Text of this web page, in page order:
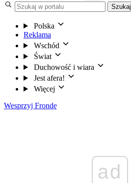
Szukaj
Polska
Reklama
Wschód
Świat
Duchowość i wiara
Jest afera!
Więcej
Wesprzyj Frondę
ad